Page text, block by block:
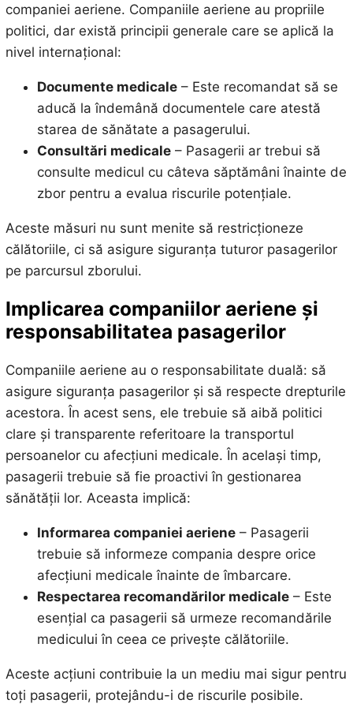
companiei aeriene. Companiile aeriene au propriile
politici, dar există principii generale care se aplică la
nivel internațional:
Documente medicale– Este recomandat să se
aducă la îndemână documentele care atestă
starea de sănătate a pasagerului.
Consultări medicale– Pasagerii ar trebui să
consulte medicul cu câteva săptămâni înainte de
zbor pentru a evalua riscurile potențiale.
Aceste măsuri nu sunt menite să restricționeze
călătoriile, ci să asigure siguranța tuturor pasagerilor
pe parcursul zborului.
Implicarea companiilor aeriene și
responsabilitatea pasagerilor
Companiile aeriene au o responsabilitate duală: să
asigure siguranța pasagerilor și să respecte drepturile
acestora. În acest sens, ele trebuie să aibă politici
clare și transparente referitoare la transportul
persoanelor cu afecțiuni medicale. În același timp,
pasagerii trebuie să fie proactivi în gestionarea
sănătății lor. Aceasta implică:
Informarea companiei aeriene– Pasagerii
trebuie să informeze compania despre orice
afecțiuni medicale înainte de îmbarcare.
Respectarea recomandărilor medicale– Este
esențial ca pasagerii să urmeze recomandările
medicului în ceea ce privește călătoriile.
Aceste acțiuni contribuie la un mediu mai sigur pentru
toți pasagerii, protejându-i de riscurile posibile.